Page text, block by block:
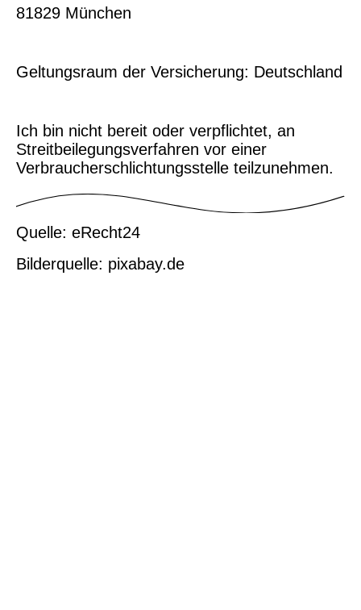
81829 München
Geltungsraum der Versicherung: Deutschland
Ich bin nicht bereit oder verpflichtet, an
Streitbeilegungsverfahren vor einer
Verbraucherschlichtungsstelle teilzunehmen.
Quelle: eRecht24
Bilderquelle: pixabay.de